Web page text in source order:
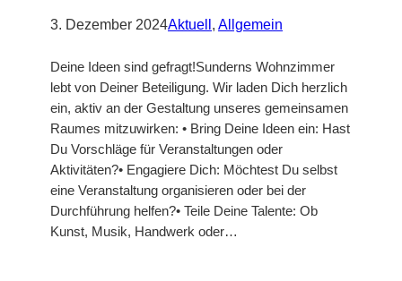
3. Dezember 2024Aktuell , Allgemein
Deine Ideen sind gefragt!Sunderns Wohnzimmer
lebt von Deiner Beteiligung. Wir laden Dich herzlich
ein, aktiv an der Gestaltung unseres gemeinsamen
Raumes mitzuwirken: • Bring Deine Ideen ein: Hast
Du Vorschläge für Veranstaltungen oder
Aktivitäten?• Engagiere Dich: Möchtest Du selbst
eine Veranstaltung organisieren oder bei der
Durchführung helfen?• Teile Deine Talente: Ob
Kunst, Musik, Handwerk oder…